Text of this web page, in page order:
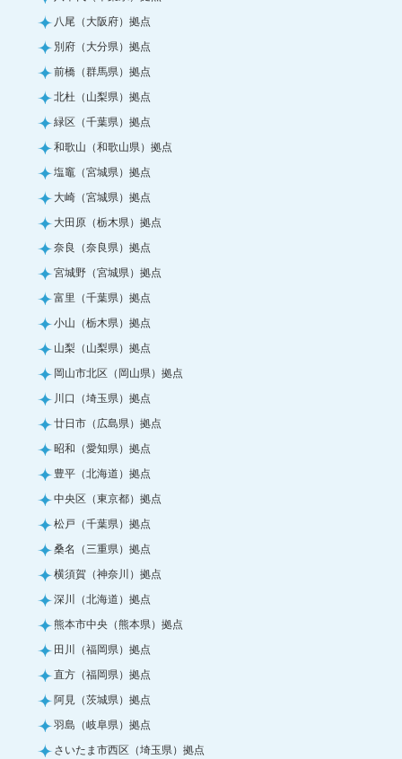
八尾（大阪府）拠点
別府（大分県）拠点
前橋（群馬県）拠点
北杜（山梨県）拠点
緑区（千葉県）拠点
和歌山（和歌山県）拠点
塩竈（宮城県）拠点
大崎（宮城県）拠点
大田原（栃木県）拠点
奈良（奈良県）拠点
宮城野（宮城県）拠点
富里（千葉県）拠点
小山（栃木県）拠点
山梨（山梨県）拠点
岡山市北区（岡山県）拠点
川口（埼玉県）拠点
廿日市（広島県）拠点
昭和（愛知県）拠点
豊平（北海道）拠点
中央区（東京都）拠点
松戸（千葉県）拠点
桑名（三重県）拠点
横須賀（神奈川）拠点
深川（北海道）拠点
熊本市中央（熊本県）拠点
田川（福岡県）拠点
直方（福岡県）拠点
阿見（茨城県）拠点
羽島（岐阜県）拠点
さいたま市西区（埼玉県）拠点